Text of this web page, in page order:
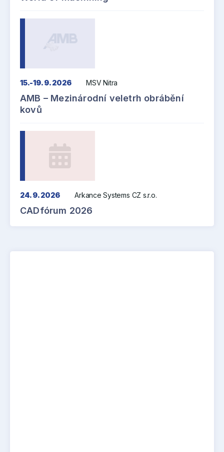
15.-19. 9. 2026 MSV Nitra
AMB – Mezinárodní veletrh obrábění
kovů
24. 9. 2026 Arkance Systems CZ s.r.o.
CADfórum 2026